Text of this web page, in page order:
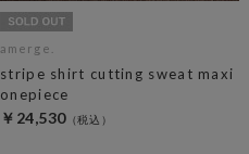
amerge.
stripe shirt cutting sweat maxi
onepiece
￥24,530